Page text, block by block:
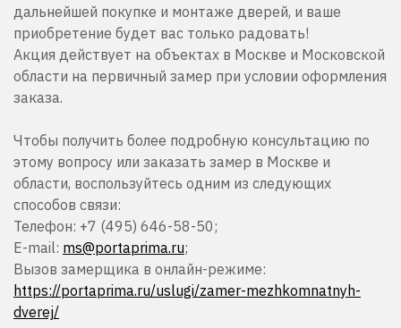
дальнейшей покупке и монтаже дверей, и ваше
приобретение будет вас только радовать!
Акция действует на объектах в Москве и Московской
области на первичный замер при условии оформления
заказа.
Чтобы получить более подробную консультацию по
этому вопросу или заказать замер в Москве и
области, воспользуйтесь одним из следующих
способов связи:
Телефон: +7 (495) 646-58-50;
Е-mail: ms@portaprima.ru;
Вызов замерщика в онлайн-режиме:
https://portaprima.ru/uslugi/zamer-mezhkomnatnyh-
dverej/